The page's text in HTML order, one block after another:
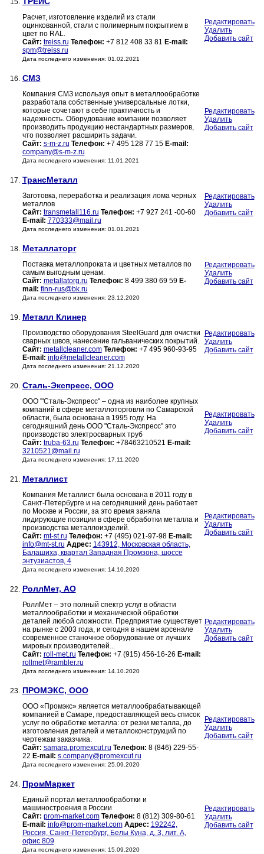
15.
Расчет, изготовление изделий из стали
оцинкованной, стали с полимерным покрытием в
цвет по RAL.
Сайт: treiss.ru Телефон: +7 812 408 33 81 E-mail:
spm@treiss.ru
Дата последнего изменения: 01.02.2021
Редактировать
Удалить
Добавить сайт
16. СМЗ
Компания СМЗ используя опыт в металлообработке
разработала собственные универсальные лотки,
которые сочетают в себе практичность и
надежность. Оборудование компании позволяет
производить продукцию нестандартных размеров,
что позволяет расширить задачи.
Сайт: s-m-z.ru Телефон: +7 495 128 77 15 E-mail:
company@s-m-z.ru
Дата последнего изменения: 11.01.2021
Редактировать
Удалить
Добавить сайт
17. ТрансМеталл
Заготовка, переработка и реализация лома черных
металлов
Сайт: transmetall116.ru Телефон: +7 927 241 -00-60
E-mail: 770333@mail.ru
Дата последнего изменения: 01.01.2021
Редактировать
Удалить
Добавить сайт
18. Металлаторг
Поставка металлопроката и цветных металлов по
самым выгодным ценам.
Сайт: metallatorg.ru Телефон: 8 499 380 69 59 E-
mail: finn-rus@bk.ru
Дата последнего изменения: 23.12.2020
Редактировать
Удалить
Добавить сайт
19. Металл Клинер
Производство оборудования SteelGuard для очистки
сварных швов, нанесение гальванических покрытий.
Сайт: metallcleaner.com Телефон: +7 495 960-93-95
E-mail: info@metallcleaner.com
Дата последнего изменения: 21.12.2020
Редактировать
Удалить
Добавить сайт
20. Сталь-Экспресс, ООО
ООО '"Сталь-Экспресс" – одна из наиболее крупных
компаний в сфере металлоторговли по Самарской
области, была основана в 1995 году. На
сегодняшний день ООО "Сталь-Экспресс" это
производство электросварных труб
Сайт: truba-63.ru Телефон: +78463210521 E-mail:
3210521@mail.ru
Дата последнего изменения: 17.11.2020
Редактировать
Удалить
Добавить сайт
21. Металлист
Компания Металлист была основана в 2011 году в
Санкт-Петербурге и на сегодняшний день работает
по Москве и России, за это время заняла
лидирующие позиции в сфере обработки металла и
производства металлоизделий.
Сайт: mt-st.ru Телефон: +7 (495) 021-97-98 E-mail:
info@mt-st.ru Адрес: 143912, Московская область,
Балашиха, квартал Западная Промзона, шоссе
энтузиастов, 4
Дата последнего изменения: 14.10.2020
Редактировать
Удалить
Добавить сайт
22. РоллМет, АО
РоллМет – это полный спектр услуг в области
металлообработки и механической обработки
деталей любой сложности. Предприятие существует
на рынке с 2003 года, и сегодня в нашем арсенале
современное станочное оборудование от лучших
мировых производителей...
Сайт: roll-met.ru Телефон: +7 (915) 456-16-26 E-mail:
rollmet@rambler.ru
Дата последнего изменения: 14.10.2020
Редактировать
Удалить
Добавить сайт
23. ПРОМЭКС, ООО
ООО «Промэкс» является металлообрабатывающей
компанией в Самаре, предоставляющей весь список
услуг по обработке металла: от резки металла, до
изготовления деталей и металлоконструкций по
чертежам заказчика.
Сайт: samara.promexcut.ru Телефон: 8 (846) 229-55-
22 E-mail: s.company@promexcut.ru
Дата последнего изменения: 25.09.2020
Редактировать
Удалить
Добавить сайт
24. ПромМаркет
Единый портал металлообработки и
машиностроения в России
Сайт: prom-market.com Телефон: 8 (812) 309-80-61
E-mail: info@prom-market.com Адрес: 192242,
Россия, Санкт-Петербург, Белы Куна, д. 3, лит. А,
офис 809
Дата последнего изменения: 15.09.2020
Редактировать
Удалить
Добавить сайт